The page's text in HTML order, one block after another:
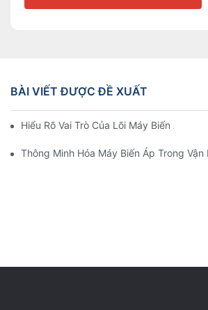
BÀI VIẾT ĐƯỢC ĐỀ XUẤT
Hiểu Rõ Vai Trò Của Lõi Máy Biến Áp
Thông Minh Hóa Máy Biến Áp Trong